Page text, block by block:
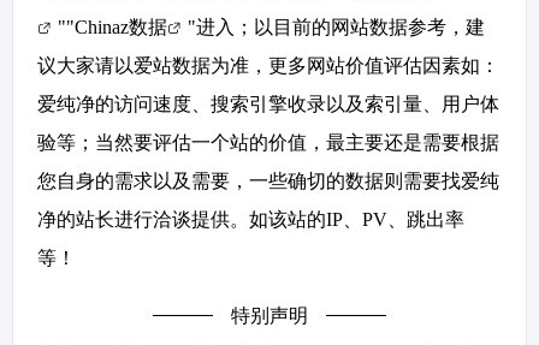
""Chinaz数据
"进入；以目前的网站数据参考，建
议大家请以爱站数据为准，更多网站价值评估因素如：
爱纯净的访问速度、搜索引擎收录以及索引量、用户体
验等；当然要评估一个站的价值，最主要还是需要根据
您自身的需求以及需要，一些确切的数据则需要找爱纯
净的站长进行洽谈提供。如该站的IP、PV、跳出率
等！
特别声明